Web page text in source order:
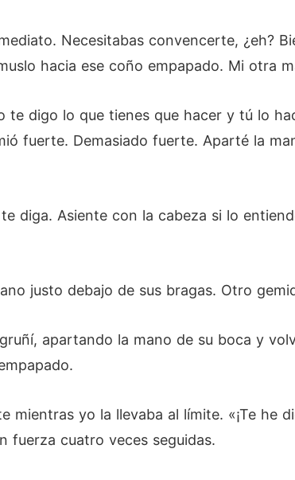
Necesitabas convencerte, ¿eh?
hacia ese coño empapado. Mi otra
te digo lo que tienes que hacer y tú lo
fuerte. Demasiado fuerte. Aparté la
diga. Asiente con la cabeza si lo
justo debajo de sus bragas. Otro
apartando la mano de su boca y
mientras yo la llevaba al límite. «¡Te he
fuerza cuatro veces seguidas.